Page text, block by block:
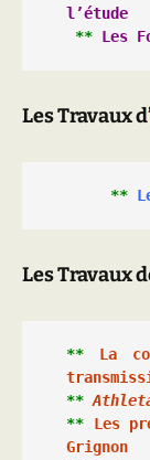
l’étude
** Les
Les Travaux
**
Les Travaux
** La
**
** Les
Grignon